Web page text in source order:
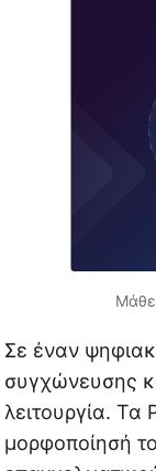
Σε έναν
συγχώνευσης
λειτουργία. Τα
μορφοποίησή